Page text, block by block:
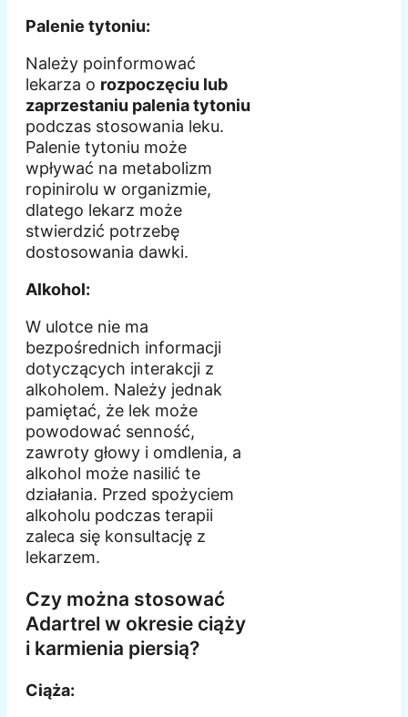
Palenie tytoniu:
Należy poinformować
lekarza o rozpoczęciu lub
zaprzestaniu palenia tytoniu
podczas stosowania leku.
Palenie tytoniu może
wpływać na metabolizm
ropinirolu w organizmie,
dlatego lekarz może
stwierdzić potrzebę
dostosowania dawki.
Alkohol:
W ulotce nie ma
bezpośrednich informacji
dotyczących interakcji z
alkoholem. Należy jednak
pamiętać, że lek może
powodować senność,
zawroty głowy i omdlenia, a
alkohol może nasilić te
działania. Przed spożyciem
alkoholu podczas terapii
zaleca się konsultację z
lekarzem.
Czy można stosować
Adartrel w okresie ciąży
i karmienia piersią?
Ciąża: